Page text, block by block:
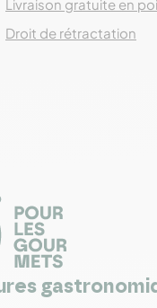
Livraison gratuite en
Droit de rétractation